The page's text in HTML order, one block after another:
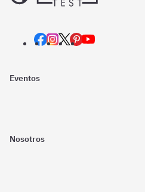
Eventos
Nosotros